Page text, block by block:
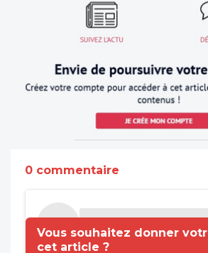
0 commentaire
Vous souhaitez donner
cet article ?